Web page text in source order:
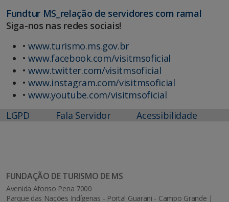
Fundtur MS_relação de servidores com ramal
Siga-nos nas redes sociais!
•www.turismo.ms.gov.br
•www.facebook.com/visitmsoficial
•www.twitter.com/visitmsoficial
•www.instagram.com/visitmsoficial
•www.youtube.com/visitmsoficial
LGPD
Fala Servidor Acessibilidade
FUNDAÇÃO DE TURISMO DE MS
Avenida Afonso Pena 7000
Parque das Nações Indígenas - Portal Guarani - Campo Grande |